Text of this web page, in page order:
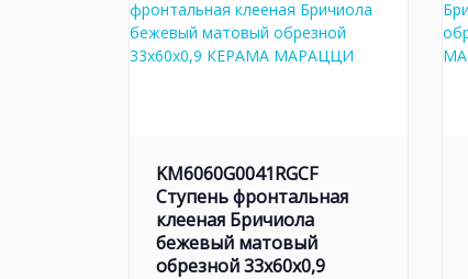
KM6060G0041RGCF
Ступень фронтальная
клееная Бричиола
бежевый матовый
обрезной 33x60x0,9